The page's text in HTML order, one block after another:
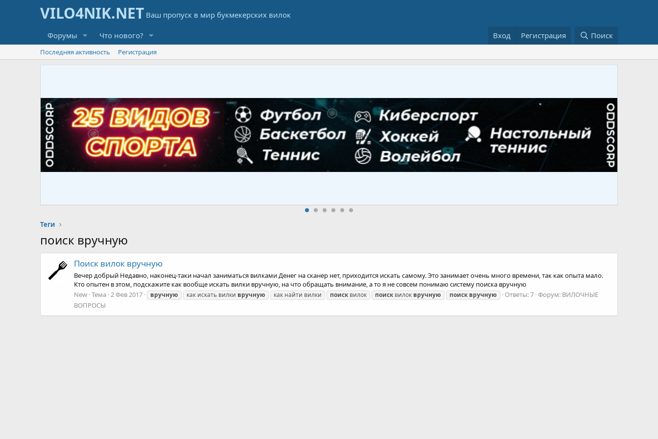
Форумы Что нового? Вход Регистрация Поиск
Последняя активность Регистрация
Теги
поиск вручную
Поиск вилок вручную
Вечер добрый Недавно, наконец-таки начал заниматься вилками Денег на сканер нет, приходится искать самому. Это занимает очень много времени, так как опыта мало.
Кто опытен в этом, подскажите как вообще искать вилки вручную, на что обращать внимание, а то я не совсем понимаю систему поиска вручную
New Тема 2 Фев 2017 вручную как искать вилки вручную как найти вилки поиск вилок поиск вилок вручную поиск вручную Ответы: 7 Форум: ВИЛОЧНЫЕ
ВОПРОСЫ